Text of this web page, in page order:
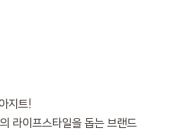
지트!
라이프스타일을 돕는 브랜드